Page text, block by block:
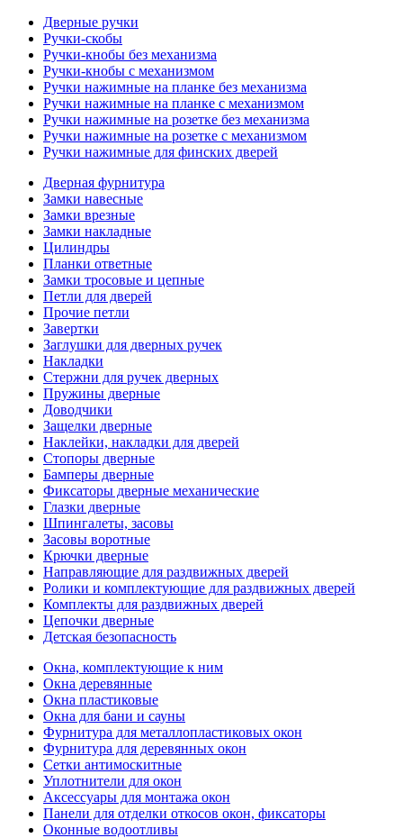
Дверные ручки
Ручки-скобы
Ручки-кнобы без механизма
Ручки-кнобы с механизмом
Ручки нажимные на планке без механизма
Ручки нажимные на планке с механизмом
Ручки нажимные на розетке без механизма
Ручки нажимные на розетке с механизмом
Ручки нажимные для финских дверей
Дверная фурнитура
Замки навесные
Замки врезные
Замки накладные
Цилиндры
Планки ответные
Замки тросовые и цепные
Петли для дверей
Прочие петли
Завертки
Заглушки для дверных ручек
Накладки
Стержни для ручек дверных
Пружины дверные
Доводчики
Защелки дверные
Наклейки, накладки для дверей
Стопоры дверные
Бамперы дверные
Фиксаторы дверные механические
Глазки дверные
Шпингалеты, засовы
Засовы воротные
Крючки дверные
Направляющие для раздвижных дверей
Ролики и комплектующие для раздвижных дверей
Комплекты для раздвижных дверей
Цепочки дверные
Детская безопасность
Окна, комплектующие к ним
Окна деревянные
Окна пластиковые
Окна для бани и сауны
Фурнитура для металлопластиковых окон
Фурнитура для деревянных окон
Сетки антимоскитные
Уплотнители для окон
Аксессуары для монтажа окон
Панели для отделки откосов окон, фиксаторы
Оконные водоотливы